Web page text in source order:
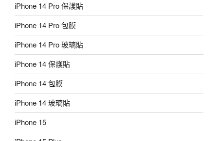
iPhone 14 Pro 保護貼
iPhone 14 Pro 包膜
iPhone 14 Pro 玻璃貼
iPhone 14 保護貼
iPhone 14 包膜
iPhone 14 玻璃貼
iPhone 15